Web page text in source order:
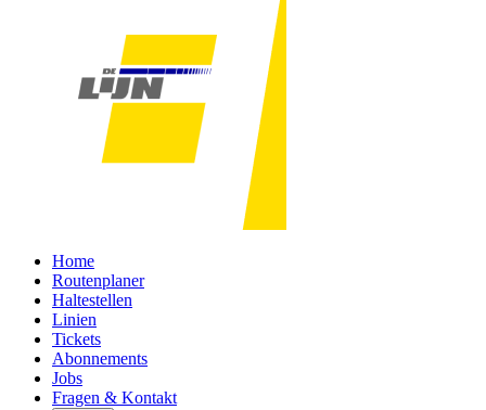
Home
Routenplaner
Haltestellen
Linien
Tickets
Abonnements
Jobs
Fragen & Kontakt